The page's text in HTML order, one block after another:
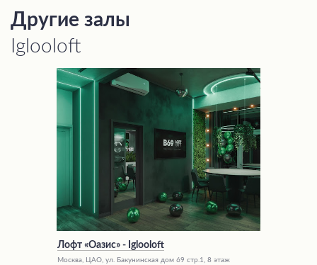
Другие залы
Iglooloft
Лофт «Оазис» - Iglooloft
Москва, ЦАО, ул. Бакунинская дом 69 стр.1, 8 этаж